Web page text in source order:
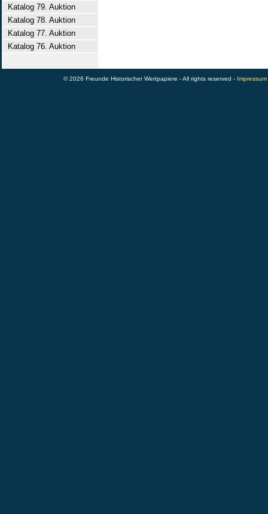
Katalog 79. Auktion
Katalog 78. Auktion
Katalog 77. Auktion
Katalog 76. Auktion
© 2026 Freunde Historischer Wertpapiere - All rights reserved - Impressum